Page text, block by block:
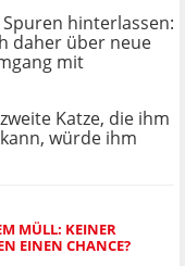
hinterlassen:
daher über neue
mit
Katze, die ihm
würde ihm
MÜLL: KEINER
EINEN CHANCE?